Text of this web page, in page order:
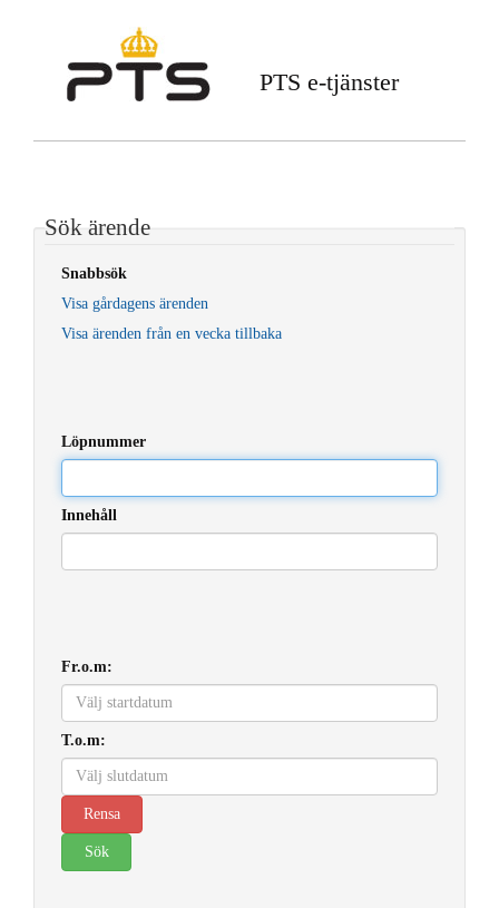
PTS e-tjänster
Sök ärende
Snabbsök
Visa gårdagens ärenden
Visa ärenden från en vecka tillbaka
Löpnummer
Innehåll
Fr.o.m:
T.o.m: